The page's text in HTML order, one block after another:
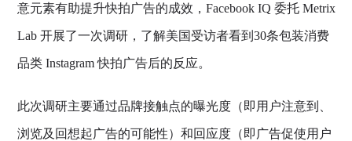
意元素有助提升快拍广告的成效，Facebook IQ 委托 Metrix
Lab 开展了一次调研，了解美国受访者看到30条包装消费
品类 Instagram 快拍广告后的反应。
此次调研主要通过品牌接触点的曝光度（即用户注意到、
浏览及回想起广告的可能性）和回应度（即广告促使用户